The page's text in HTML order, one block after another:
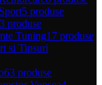
5 produse
3 produse
Tuning17 produse
si Tipsuri
63 produse